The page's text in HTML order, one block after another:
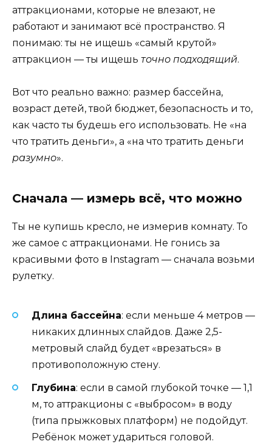
аттракционами, которые не влезают, не
работают и занимают всё пространство. Я
понимаю: ты не ищешь «самый крутой»
аттракцион — ты ищешь точно подходящий.
Вот что реально важно: размер бассейна,
возраст детей, твой бюджет, безопасность и то,
как часто ты будешь его использовать. Не «на
что тратить деньги», а «на что тратить деньги
разумно».
Сначала — измерь всё, что можно
Ты не купишь кресло, не измерив комнату. То
же самое с аттракционами. Не гонись за
красивыми фото в Instagram — сначала возьми
рулетку.
Длина бассейна: если меньше 4 метров —
никаких длинных слайдов. Даже 2,5-
метровый слайд будет «врезаться» в
противоположную стену.
Глубина: если в самой глубокой точке — 1,1
м, то аттракционы с «выбросом» в воду
(типа прыжковых платформ) не подойдут.
Ребёнок может удариться головой.